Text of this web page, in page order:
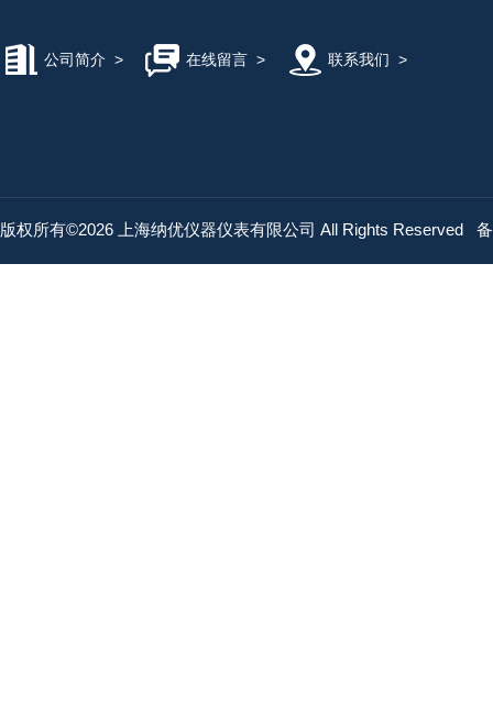
公司简介 > 在线留言> 联系我们 >
版权所有©2026 上海纳优仪器仪表有限公司 All Rights Reserved